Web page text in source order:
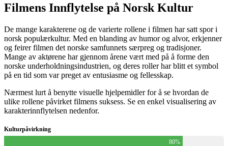
Filmens Innflytelse på Norsk Kultur
De mange karakterene og de varierte rollene i filmen har satt spor i
norsk populærkultur. Med en blanding av humor og alvor, erkjenner
og feirer filmen det norske samfunnets særpreg og tradisjoner.
Mange av aktørene har gjennom årene vært med på å forme den
norske underholdningsindustrien, og deres roller har blitt et symbol
på en tid som var preget av entusiasme og fellesskap.
Nærmest lurt å benytte visuelle hjelpemidler for å se hvordan de
ulike rollene påvirket filmens suksess. Se en enkel visualisering av
karakterinnflytelsen nedenfor.
Kulturpåvirkning
80%